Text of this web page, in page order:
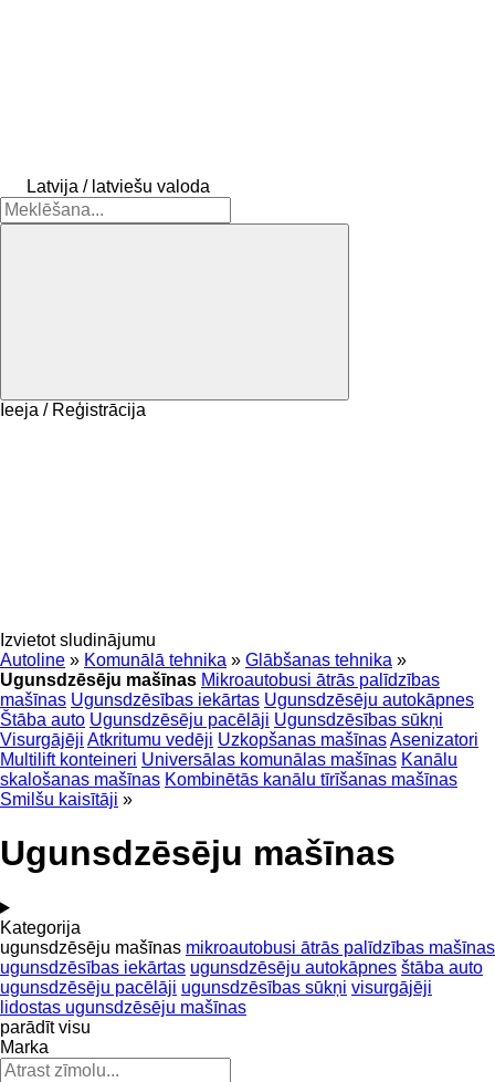
Latvija / latviešu valoda
Ieeja / Reģistrācija
Izvietot sludinājumu
Autoline » Komunālā tehnika » Glābšanas tehnika »
Ugunsdzēsēju mašīnas Mikroautobusi ātrās palīdzības
mašīnas Ugunsdzēsības iekārtas Ugunsdzēsēju autokāpnes
Štāba auto Ugunsdzēsēju pacēlāji Ugunsdzēsības sūkņi
Visurgājēji Atkritumu vedēji Uzkopšanas mašīnasAsenizatori
Multilift konteineri Universālas komunālas mašīnas Kanālu
skalošanas mašīnas Kombinētās kanālu tīrīšanas mašīnas
Smilšu kaisītāji »
Ugunsdzēsēju mašīnas
Kategorija
ugunsdzēsēju mašīnas mikroautobusi ātrās palīdzības mašīnas
ugunsdzēsības iekārtas ugunsdzēsēju autokāpnes štāba auto
ugunsdzēsēju pacēlāji ugunsdzēsības sūkņi visurgājēji
lidostas ugunsdzēsēju mašīnas
parādīt visu
Marka